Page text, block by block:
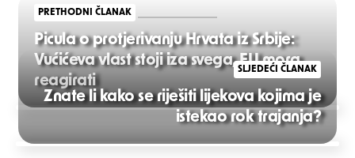
Post
navigation
PRETHODNI ČLANAK
Picula o protjerivanju Hrvata iz Srbije:
Vućićeva vlast stoji iza svega, EU mora
reagirati
SLJEDEĆI ČLANAK
Znate li kako se riješiti lijekova kojima je
istekao rok trajanja?